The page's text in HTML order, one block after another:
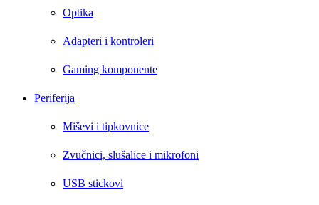
Optika
Adapteri i kontroleri
Gaming komponente
Periferija
Miševi i tipkovnice
Zvučnici, slušalice i mikrofoni
USB stickovi